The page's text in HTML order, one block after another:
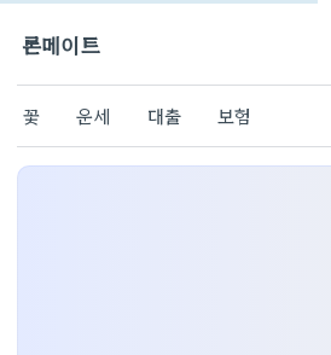
론메이트
꽃 운세 대출 보험